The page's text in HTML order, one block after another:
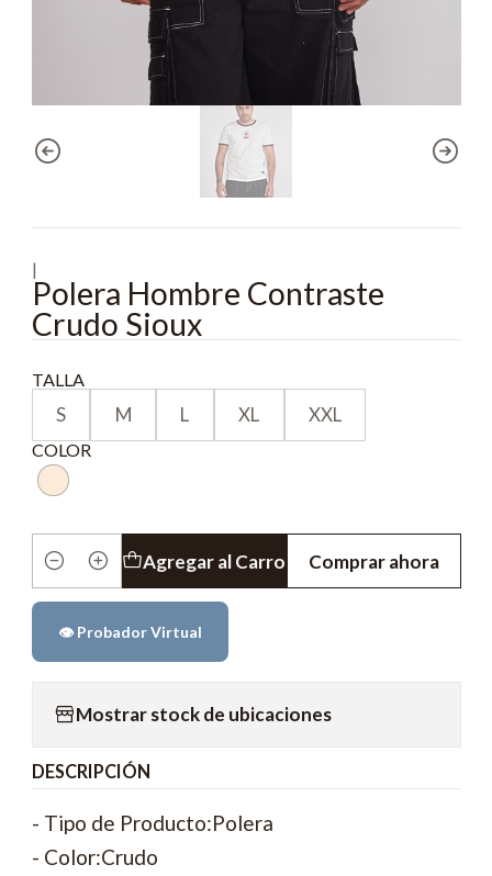
|
Polera Hombre Contraste
Crudo Sioux
TALLA
S M L XL XXL
COLOR
Cantidad
Agregar al Carro Comprar ahora
👁️ Probador Virtual
Mostrar stock de ubicaciones
DESCRIPCIÓN
- Tipo de Producto:Polera
- Color:Crudo